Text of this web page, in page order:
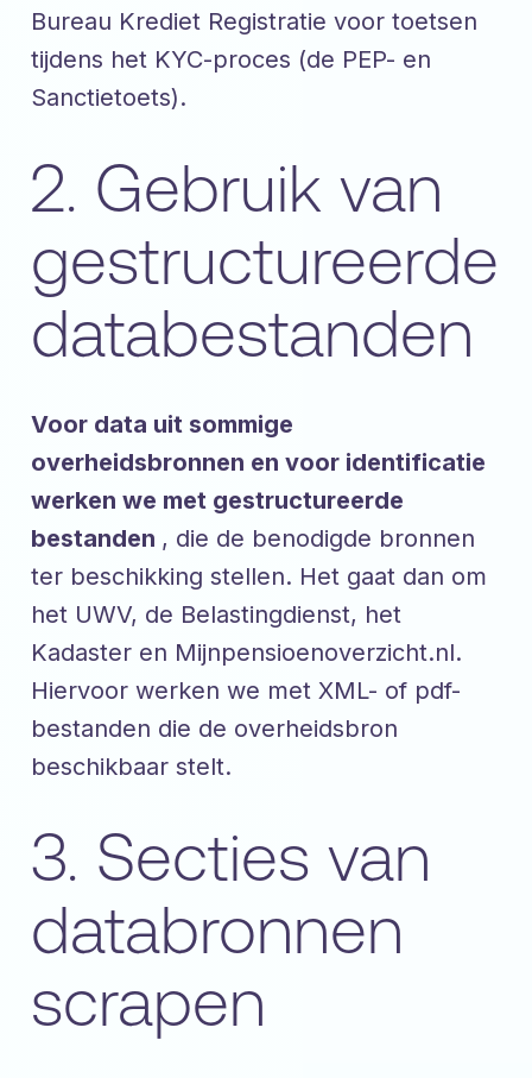
Bureau Krediet Registratie voor toetsen
tijdens het KYC-proces (de PEP- en
Sanctietoets).
2. Gebruik van
gestructureerde
databestanden
Voor data uit sommige
overheidsbronnen en voor identificatie
werken we met gestructureerde
bestanden , die de benodigde bronnen
ter beschikking stellen. Het gaat dan om
het UWV, de Belastingdienst, het
Kadaster en Mijnpensioenoverzicht.nl.
Hiervoor werken we met XML- of pdf-
bestanden die de overheidsbron
beschikbaar stelt.
3. Secties van
databronnen
scrapen